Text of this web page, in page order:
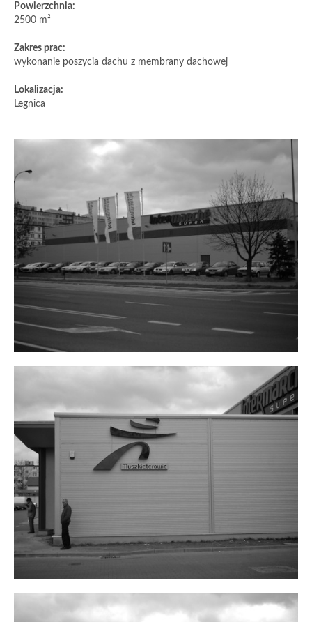
Powierzchnia:
2500 m²
Zakres prac:
wykonanie poszycia dachu z membrany dachowej
Lokalizacja:
Legnica